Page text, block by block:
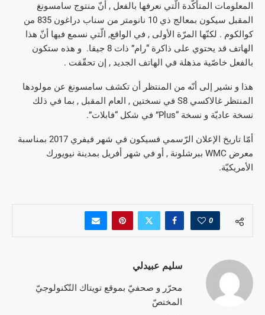
المعلومات المتأكّدة الّتي نعرفها بالفعل , أنّ منتوج سامسونغ
المقبل سيكون بمعالج ذي 10 نانومتر من سناب دراغون 835 من
كوالكوم . لكنّها المرّة الأولى , في الواقع, الّتي نسمع فيها أنّ هذا
الهاتف قد يحتوي على ذاكرة “رام” ذات 8 جيقا. و هذه ستكون
بالفعل خاصّية مذهلة في الهاتف الجديد , إن تحقّقت .
هذا و نشير إلى أنّه من المنتظر أن تكشف سامسونغ عن مولودها
المنتظر غالاكسي S8 في نسختين , العام المقبل , بما في ذلك
نسخة عاديّة و نسخة “Plus” في شكل “فابلات”.
أمّا تاريخ الإعلان الرّسمي فسيكون في شهر فيفري 2017 بمناسبة
معرض WMC ببرشلونة , أو في شهر أفريل بمدينة نيويورك
الأمريكيّة.
0
سليم عبيدلي
محرّر و صحفيّ بموقع تويتاك التّكنولوجيّ
المختصّ